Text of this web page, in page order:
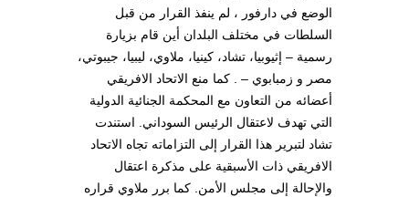
الوضع في دارفور ، لم ينفذ القرار من قبل
السلطات في مختلف البلدان أين قام بزيارة
رسمية – إثيوبيا، تشاد، كينيا، ملاوي، ليبيا، جيبوتي،
مصر و زمبابوي – . كما منع الاتحاد الافريقي
أعضائه من التعاون مع المحكمة الجنائية الدولية
التي تهدف لاعتقال الرئيس السوداني. استندت
تشاد لتبرير هذا القرار إلى التزاماته تجاه الاتحاد
الافريقي ذات الأسبقية على مذكرة اعتقال
والإحالة إلى مجلس الأمن. كما برر ملاوي قراره